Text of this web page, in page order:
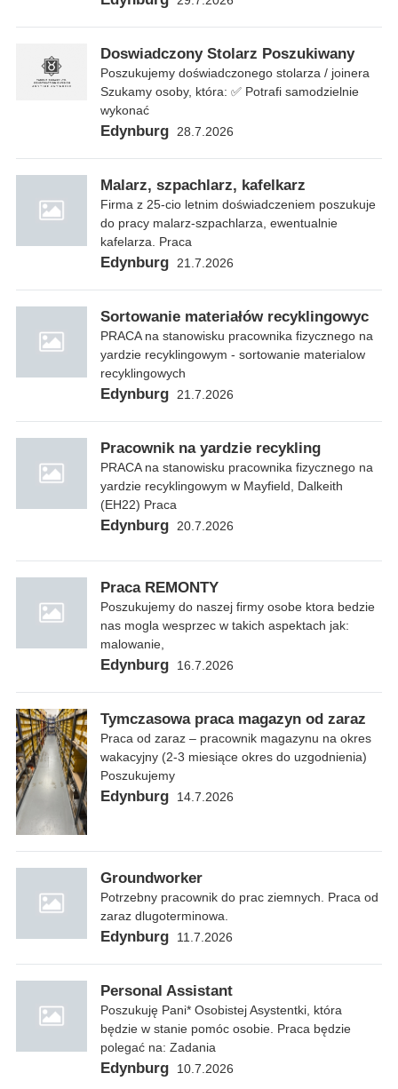
Doswiadczony Stolarz Poszukiwany
Poszukujemy doświadczonego stolarza / joinera
Szukamy osoby, która: ✅ Potrafi samodzielnie
wykonać
Edynburg 28.7.2026
Malarz, szpachlarz, kafelkarz
Firma z 25-cio letnim doświadczeniem poszukuje
do pracy malarz-szpachlarza, ewentualnie
kafelarza. Praca
Edynburg 21.7.2026
Sortowanie materiałów recyklingowyc
PRACA na stanowisku pracownika fizycznego na
yardzie recyklingowym - sortowanie materialow
recyklingowych
Edynburg 21.7.2026
Pracownik na yardzie recykling
PRACA na stanowisku pracownika fizycznego na
yardzie recyklingowym w Mayfield, Dalkeith
(EH22) Praca
Edynburg 20.7.2026
Praca REMONTY
Poszukujemy do naszej firmy osobe ktora bedzie
nas mogla wesprzec w takich aspektach jak:
malowanie,
Edynburg 16.7.2026
Tymczasowa praca magazyn od zaraz
Praca od zaraz – pracownik magazynu na okres
wakacyjny (2-3 miesiące okres do uzgodnienia)
Poszukujemy
Edynburg 14.7.2026
Groundworker
Potrzebny pracownik do prac ziemnych. Praca od
zaraz dlugoterminowa.
Edynburg 11.7.2026
Personal Assistant
Poszukuję Pani* Osobistej Asystentki, która
będzie w stanie pomóc osobie. Praca będzie
polegać na: Zadania
Edynburg 10.7.2026